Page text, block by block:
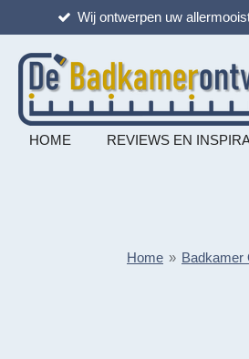
direct
naar
hoofdinhoud
Wij ontwerpen uw
HOME REVIEWS EN
Home » Badkamer